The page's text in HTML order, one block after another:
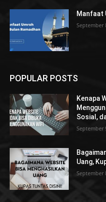
Manfaat
September
POPULAR POSTS
Kenapa
Sosial,
September
Uang,
September